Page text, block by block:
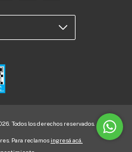
Todos los derechos reservados.
Para reclamos ingresá acá.